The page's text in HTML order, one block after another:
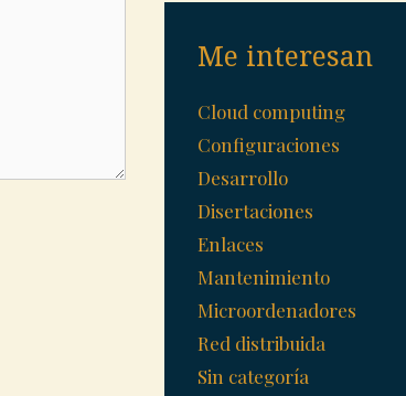
Me interesan
Cloud computing
Configuraciones
Desarrollo
Disertaciones
Enlaces
Mantenimiento
Microordenadores
Red distribuida
Sin categoría